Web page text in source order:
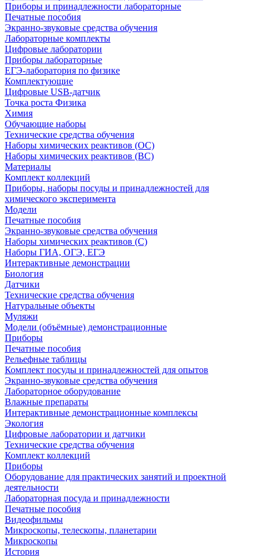
Приборы и принадлежности лабораторные
Печатные пособия
Экранно-звуковые средства обучения
Лабораторные комплекты
Цифровые лаборатории
Приборы лабораторные
ЕГЭ-лаборатория по физике
Комплектующие
Цифровые USB-датчик
Точка роста Физика
Химия
Обучающие наборы
Технические средства обучения
Наборы химических реактивов (ОС)
Наборы химических реактивов (ВС)
Материалы
Комплект коллекций
Приборы, наборы посуды и принадлежностей для
химического эксперимента
Модели
Печатные пособия
Экранно-звуковые средства обучения
Наборы химических реактивов (С)
Наборы ГИА, ОГЭ, ЕГЭ
Интерактивные демонстрации
Биология
Датчики
Технические средства обучения
Натуральные объекты
Муляжи
Модели (объёмные) демонстрационные
Приборы
Печатные пособия
Рельефные таблицы
Комплект посуды и принадлежностей для опытов
Экранно-звуковые средства обучения
Лабораторное оборудование
Влажные препараты
Интерактивные демонстрационные комплексы
Экология
Цифровые лаборатории и датчики
Технические средства обучения
Комплект коллекций
Приборы
Оборудование для практических занятий и проектной
деятельности
Лабораторная посуда и принадлежности
Печатные пособия
Видеофильмы
Микроскопы, телескопы, планетарии
Микроскопы
История